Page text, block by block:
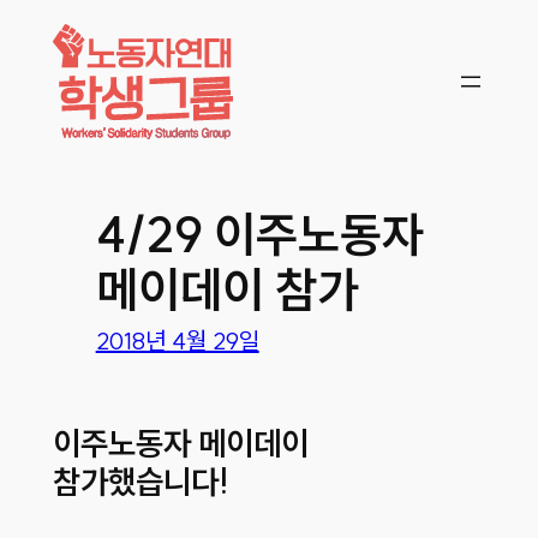
콘텐츠로
바로가기
4/29 이주노동자
메이데이 참가
2018년 4월 29일
이주노동자 메이데이
참가했습니다!